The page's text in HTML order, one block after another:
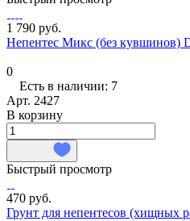
1 790 руб.
Непентес Микс (без
0
Есть в наличии: 7
Арт. 2427
В корзину
Быстрый просмотр
470 руб.
Грунт для непентесов (хищных